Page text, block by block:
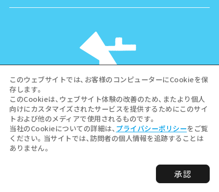
©Hiroshima Tourism Association /
Hiroshima Prefecture / Hiroshima City .
All rights reserved
このウェブサイトでは、お客様のコンピューターにCookieを保
存します。
このCookieは、ウェブサイト体験の改善のため、またより個人
向けにカスタマイズされたサービスを提供するためにこのサイ
トおよび他のメディアで使用されるものです。
当社のCookieについての詳細は、 プライバシーポリシーをご覧
ください。当サイトでは、訪問者の個人情報を追跡することは
ありません。
承認